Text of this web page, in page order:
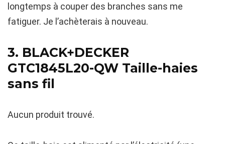
longtemps à couper des branches sans me
fatiguer. Je l’achèterais à nouveau.
3. BLACK+DECKER
GTC1845L20-QW Taille-haies
sans fil
Aucun produit trouvé.